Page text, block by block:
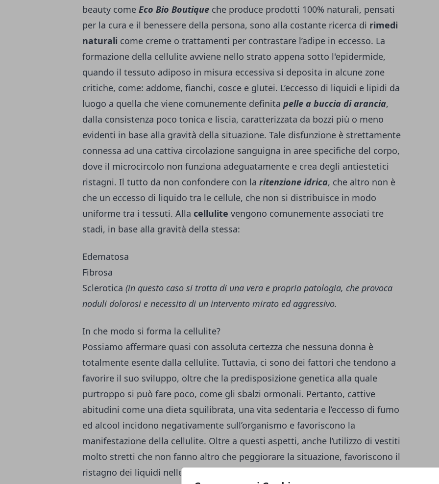
beauty come Eco Bio Boutique che produce prodotti 100% naturali, pensati
per la cura e il benessere della persona, sono alla costante ricerca di rimedi
naturali come creme o trattamenti per contrastare l’adipe in eccesso. La
formazione della cellulite avviene nello strato appena sotto l'epidermide,
quando il tessuto adiposo in misura eccessiva si deposita in alcune zone
critiche, come: addome, fianchi, cosce e glutei. L’eccesso di liquidi e lipidi da
luogo a quella che viene comunemente definita pelle a buccia di arancia,
dalla consistenza poco tonica e liscia, caratterizzata da bozzi più o meno
evidenti in base alla gravità della situazione. Tale disfunzione è strettamente
connessa ad una cattiva circolazione sanguigna in aree specifiche del corpo,
dove il microcircolo non funziona adeguatamente e crea degli antiestetici
ristagni. Il tutto da non confondere con la ritenzione idrica, che altro non è
che un eccesso di liquido tra le cellule, che non si distribuisce in modo
uniforme tra i tessuti. Alla cellulite vengono comunemente associati tre
stadi, in base alla gravità della stessa:
Edematosa
Fibrosa
Sclerotica (in questo caso si tratta di una vera e propria patologia, che provoca
noduli dolorosi e necessita di un intervento mirato ed aggressivo.
In che modo si forma la cellulite?
Possiamo affermare quasi con assoluta certezza che nessuna donna è
totalmente esente dalla cellulite. Tuttavia, ci sono dei fattori che tendono a
favorire il suo sviluppo, oltre che la predisposizione genetica alla quale
purtroppo si può fare poco, come gli sbalzi ormonali. Pertanto, cattive
abitudini come una dieta squilibrata, una vita sedentaria e l’eccesso di fumo
ed alcool incidono negativamente sull’organismo e favoriscono la
manifestazione della cellulite. Oltre a questi aspetti, anche l’utilizzo di vestiti
molto stretti che non fanno altro che peggiorare la situazione, favoriscono il
ristagno dei liquidi nelle zone critiche. Questo purtroppo, impedisce una